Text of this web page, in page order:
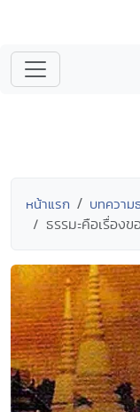
หน้าแรก บทความ
ธรรมะคือเรื่อง